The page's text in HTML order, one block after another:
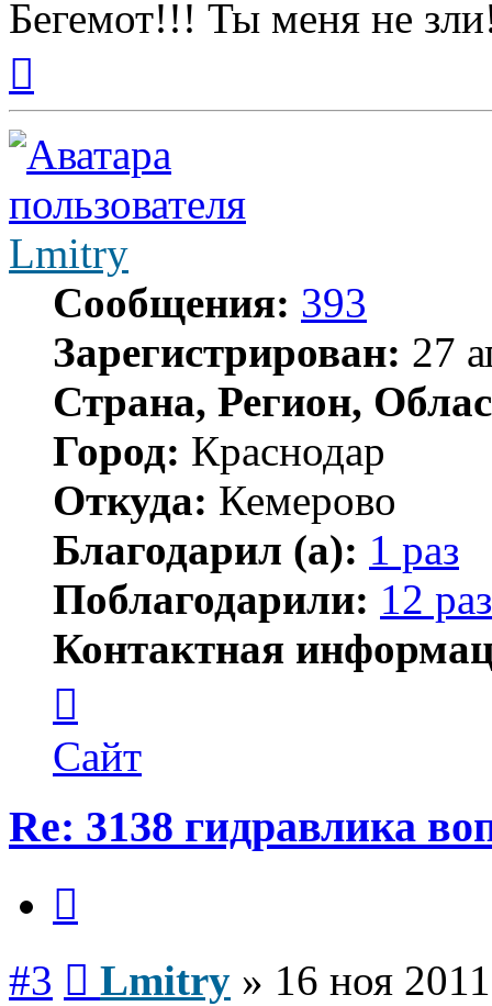
Бегемот!!! Ты меня не
началу
Lmitry
Сообщения: 393
Зарегистрирован: 27
Страна, Регион,
Город: Краснодар
Откуда: Кемерово
Благодарил (а): 1 раз
Поблагодарили: 12 раз
Контактная
пользователя
Lmitry
Сайт
Re: 3138 гидравлика
#3 Lmitry » 16 ноя